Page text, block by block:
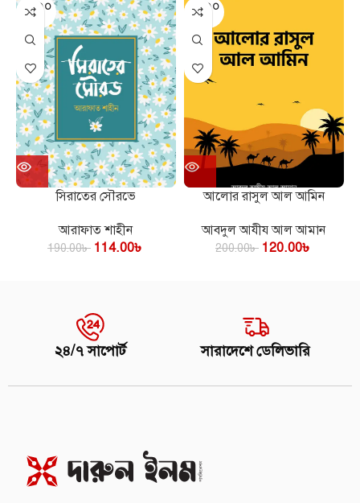
SOLD O
UT
সিরাতের সৌরভে
আরাফাত শাহীন
190.00৳ 114.00৳
SOLD O
UT
আলোর রাসুল আল আমিন
আবদুল আযীয আল আমান
200.00৳ 120.00৳
২৪/৭ সাপোর্ট সারাদেশে ডেলিভারি